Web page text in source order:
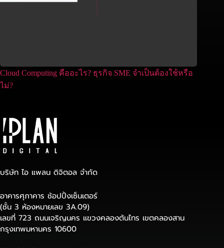
Cloud Computing คืออะไร? ธุรกิจ SME จำเป็นต้องใช้หรือ
ไม่?
บริษัท ไอ แพลน ดิจิตอล จำกัด
อาคารศุภาคาร ช้อปปิ้งเซ็นเตอร์
(ชั้น 3 ห้องหมายเลข 3A.09)
เลขที่ 723 ถนนเจริญนคร แขวงคลองต้นไทร เขตคลองสาน
กรุงเทพมหานคร 10600